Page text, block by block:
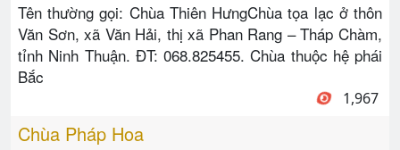
Tên thường gọi: Chùa Thiên HưngChùa tọa lạc ở thôn
Văn Sơn, xã Văn Hải, thị xã Phan Rang – Tháp Chàm,
tỉnh Ninh Thuận. ĐT: 068.825455. Chùa thuộc hệ phái
Bắc
1,967
Chùa Pháp Hoa